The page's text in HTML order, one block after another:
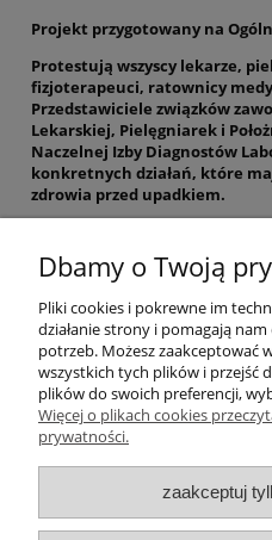
Projekt przygotowany na
Protestują wszyscy lekarze,
fizjoterapeuci, ratownicy
Przedstawiciele związków
Lekarskiej, Pielęgniarek i
Naczelnej Izby Diagnostów
konkretnych działań, które
zdrowia przed upadkiem.
im, że są dla nas ważni i nie
Wspomagajmy ich jak możemy,
Okrągła, biała przypinka z
STRAJK MEDYKÓW.
Płatności
Dbamy o Twoją
Pliki cookies i pokrewne im
działanie strony i pomagają
potrzeb. Możesz zaakceptować
wszystkich tych plików i przejść
plików do swoich preferencji,
Więcej o plikach cookies
prywatności.
zaakceptuj